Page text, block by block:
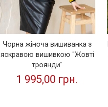
Чорна жіноча вишиванка з
яскравою вишивкою "Жовті
троянди"
1 995,00 грн.